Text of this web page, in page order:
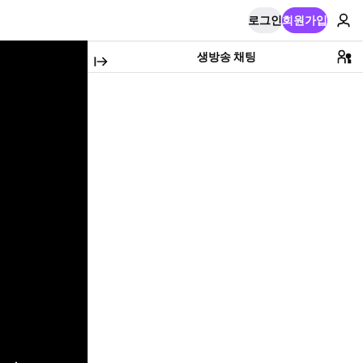
로그인회원가입
생방송 채팅